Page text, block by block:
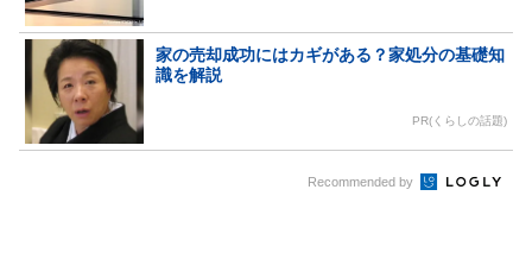
家の売却成功にはカギがある？家処分の基礎知
識を解説
PR(くらしの話題)
Recommended by